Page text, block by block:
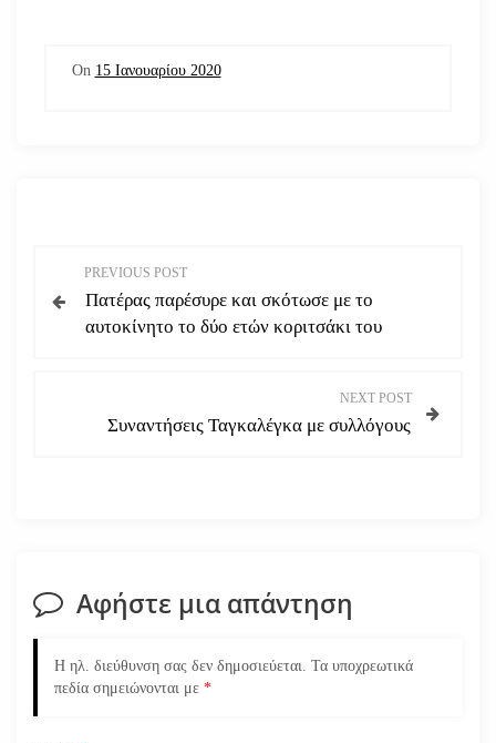
On 15 Ιανουαρίου 2020
λ
η
ρ
PREVIOUS POST
Πατέρας παρέσυρε και σκότωσε με το
αυτοκίνητο το δύο ετών κοριτσάκι του
NEXT POST
Συναντήσεις Ταγκαλέγκα με συλλόγους
Αφήστε μια απάντηση
Η ηλ. διεύθυνση σας δεν δημοσιεύεται. Τα υποχρεωτικά
πεδία σημειώνονται με *